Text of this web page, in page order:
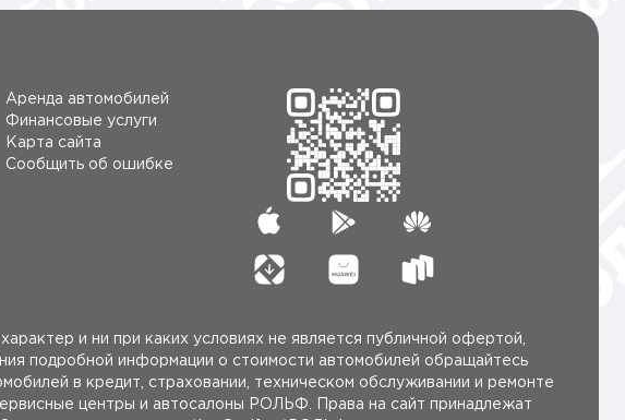
Аренда автомобилей
Финансовые услуги
Карта сайта
Сообщить об ошибке
и ни при каких условиях не является публичной офертой,
подробной информации о стоимости автомобилей обращайтесь
в кредит, страховании, техническом обслуживании и ремонте
центры и автосалоны РОЛЬФ. Права на сайт принадлежат